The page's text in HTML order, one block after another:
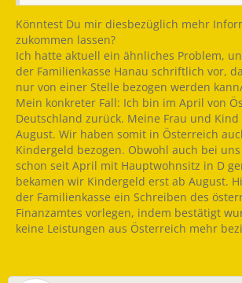
In Weißrussland ist der Wohnsitz des
entscheidend.
Also Kinder sind in Belarus gemeldet ->
weißrussisches Kindergeld.
In Deutschland - überraschenderweise
mich im Internet
informiert und nochmal persönlich
Familienkasse
gefragt.
Könntest Du mir diesbezüglich mehr
zukommen lassen?
Ich hatte aktuell ein ähnliches Problem,
der Familienkasse Hanau schriftlich vor,
nur von einer Stelle bezogen werden
Mein konkreter Fall: Ich bin im April von
Deutschland zurück. Meine Frau und Kind
August. Wir haben somit in Österreich
Kindergeld bezogen. Obwohl auch bei
schon seit April mit Hauptwohnsitz in D
bekamen wir Kindergeld erst ab August.
der Familienkasse ein Schreiben des
Finanzamtes vorlegen, indem bestätigt
keine Leistungen aus Österreich mehr